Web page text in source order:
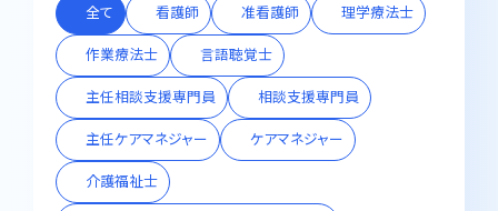
全て 看護師 准看護師 理学療法士
作業療法士 言語聴覚士
主任相談支援専門員 相談支援専門員
主任ケアマネジャー ケアマネジャー
介護福祉士